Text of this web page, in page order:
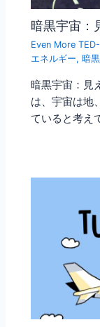
暗黒宇宙：
Even More
エネルギー,暗
暗黒宇宙：見
は、宇宙は地
ていると考え